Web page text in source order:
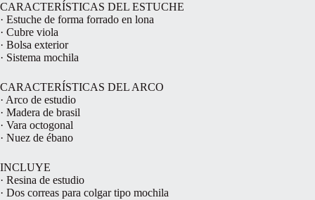
CARACTERÍSTICAS DEL ESTUCHE
· Estuche de forma forrado en lona
· Cubre viola
· Bolsa exterior
· Sistema mochila
CARACTERÍSTICAS DEL ARCO
· Arco de estudio
· Madera de brasil
· Vara octogonal
· Nuez de ébano
INCLUYE
· Resina de estudio
· Dos correas para colgar tipo mochila